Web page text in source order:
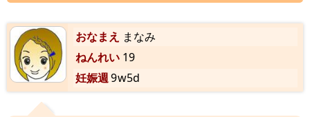
おなまえ まなみ
ねんれい 19
妊娠週9w5d